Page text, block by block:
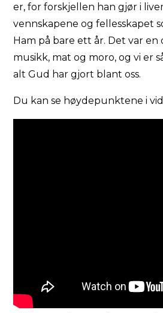
er, for forskjellen han gjør i
vennskapene og fellesskapet
Ham på bare ett år. Det var
musikk, mat og moro, og vi er
alt Gud har gjort blant oss.
Du kan se høydepunktene i